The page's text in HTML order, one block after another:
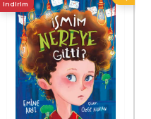
indirim